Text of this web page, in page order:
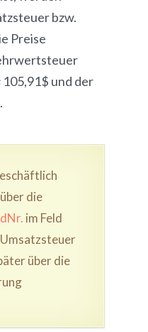
bzw.
Preise
105,91$ und der
die
im Feld
Umsatzsteuer
über die